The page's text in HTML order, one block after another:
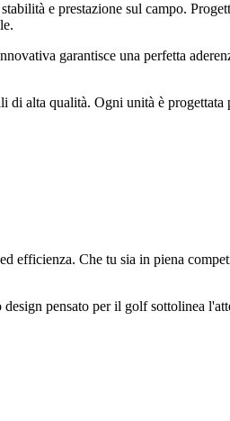
e prestazione sul campo.
garantisce una perfetta
di alta qualità. Ogni unità è progettata
efficienza. Che tu sia in piena
pensato per il golf sottolinea